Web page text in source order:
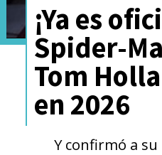
¡Ya es
Spider-
Tom
en 2026
Y confirmó a